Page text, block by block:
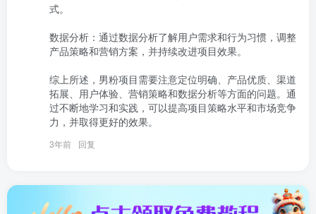
式。
数据分析：通过数据分析了解用户需求和行为习惯，调整
产品策略和营销方案，并持续改进项目效果。
综上所述，男粉项目需要注意定位明确、产品优质、渠道
拓展、用户体验、营销策略和数据分析等方面的问题。通
过不断地学习和实践，可以提高项目策略水平和市场竞争
力，并取得更好的效果。
3年前 回复